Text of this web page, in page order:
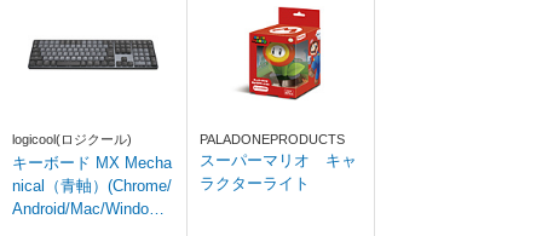
logicool(ロジクール)
キーボード MX Mecha
nical（青軸）(Chrome/
Android/Mac/Windows
PALADONEPRODUCTS
スーパーマリオ キャ
ラクターライト